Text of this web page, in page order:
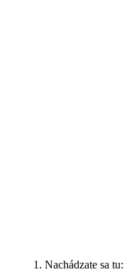
Nachádzate sa tu: